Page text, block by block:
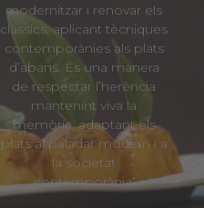
modernitzar i renovar els
clàssics, aplicant tècniques
contemporànies als plats
d’abans. És una manera
de respectar l’herència
mantenint viva la
memòria, adaptant els
plats al paladar modern i a
la societat
contemporània.